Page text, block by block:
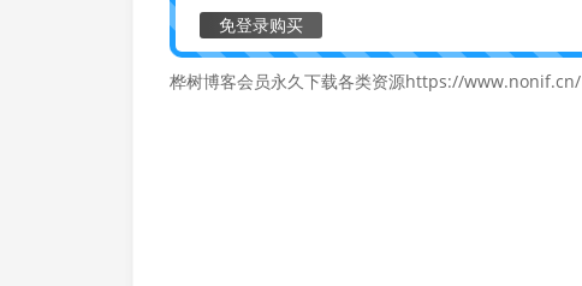
免登录购买
桦树博客会员永久下载各类资源https://www.nonif.cn/